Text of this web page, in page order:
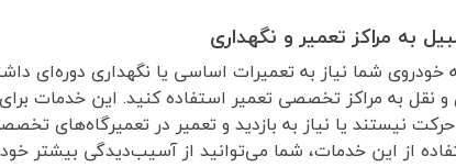
به مراکز تعمیر و نگهداری
شما نیاز به تعمیرات اساسی یا نگهداری دوره‌ای
نقل به مراکز تخصصی تعمیر استفاده کنید. این خدمات
نیستند یا نیاز به بازدید و تعمیر در تعمیرگاه‌های
از این خدمات، شما می‌توانید از آسیب‌دیدگی بیشتر